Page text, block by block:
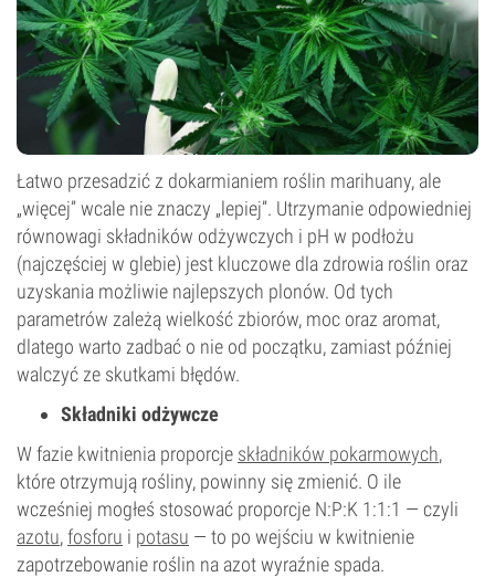
Łatwo przesadzić z dokarmianiem roślin marihuany, ale
„więcej” wcale nie znaczy „lepiej”. Utrzymanie odpowiedniej
równowagi składników odżywczych i pH w podłożu
(najczęściej w glebie) jest kluczowe dla zdrowia roślin oraz
uzyskania możliwie najlepszych plonów. Od tych
parametrów zależą wielkość zbiorów, moc oraz aromat,
dlatego warto zadbać o nie od początku, zamiast później
walczyć ze skutkami błędów.
Składniki odżywcze
W fazie kwitnienia proporcje składników pokarmowych,
które otrzymują rośliny, powinny się zmienić. O ile
wcześniej mogłeś stosować proporcje N:P:K 1:1:1 — czyli
azotu,fosforu i potasu — to po wejściu w kwitnienie
zapotrzebowanie roślin na azot wyraźnie spada.